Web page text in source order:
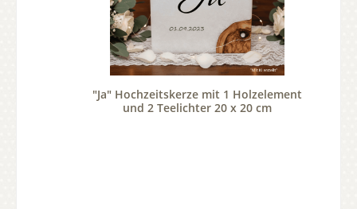
"Ja" Hochzeitskerze mit 1 Holzelement
und 2 Teelichter 20 x 20 cm